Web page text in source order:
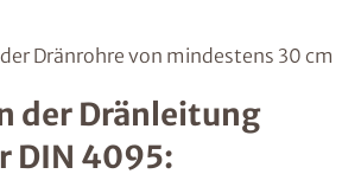
Dränrohre von mindestens 30 cm
der Dränleitung
DIN 4095: